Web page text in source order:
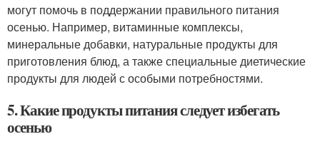
могут помочь в поддержании правильного питания
осенью. Например, витаминные комплексы,
минеральные добавки, натуральные продукты для
приготовления блюд, а также специальные диетические
продукты для людей с особыми потребностями.
5. Какие продукты питания следует избегать
осенью